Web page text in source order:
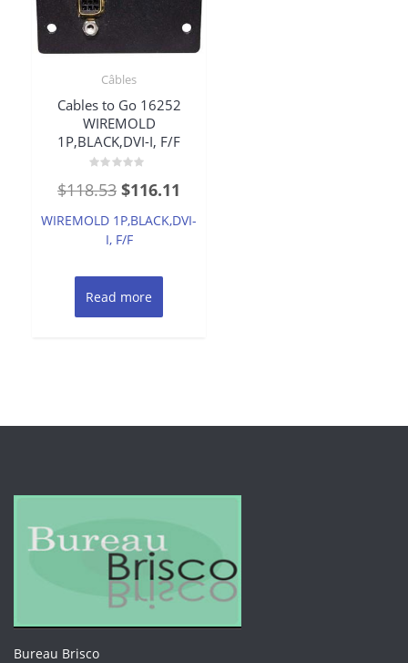
Câbles
Cables to Go 16252
WIREMOLD
1P,BLACK,DVI-I, F/F
0
5
$118.53 Original
price
was:
$116.11
price
WIREMOLD 1P,BLACK,DVI-
I, F/F
Read more
Bureau Brisco